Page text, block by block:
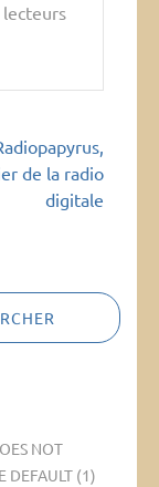
de la radio
digitale
NOT
DEFAULT (1)